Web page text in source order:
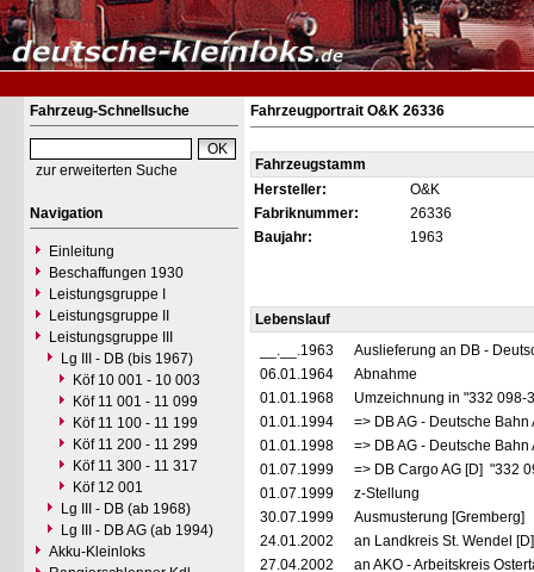
Fahrzeug-Schnellsuche
zur erweiterten Suche
Navigation
Einleitung
Beschaffungen 1930
Leistungsgruppe I
Leistungsgruppe II
Leistungsgruppe III
Lg III - DB (bis 1967)
Köf 10 001 - 10 003
Köf 11 001 - 11 099
Köf 11 100 - 11 199
Köf 11 200 - 11 299
Köf 11 300 - 11 317
Köf 12 001
Lg III - DB (ab 1968)
Lg III - DB AG (ab 1994)
Akku-Kleinloks
Fahrzeugportrait O&K 26336
Fahrzeugstamm
Hersteller:
O&K
Fabriknummer:
26336
Baujahr:
1963
Lebenslauf
__.__.1963
Auslieferung an DB -
06.01.1964
Abnahme
01.01.1968
Umzeichnung in "332 098-
01.01.1994
=> DB AG - Deutsche
01.01.1998
=> DB AG - Deutsche
01.07.1999
=> DB Cargo AG [D] "332
01.07.1999
z-Stellung
30.07.1999
Ausmusterung [Gremberg]
24.01.2002
an Landkreis St. Wendel
27.04.2002
an AKO - Arbeitskreis